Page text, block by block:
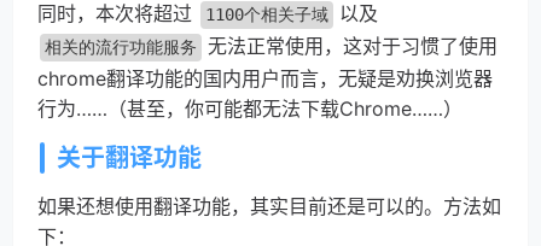
同时，本次将超过 1100个相关子域 以及
相关的流行功能服务
无法正常使用，这对于习惯了使用
chrome翻译功能的国内用户而言，无疑是劝换浏览器
行为……（甚至，你可能都无法下载Chrome……）
关于翻译功能
如果还想使用翻译功能，其实目前还是可以的。方法如
下：